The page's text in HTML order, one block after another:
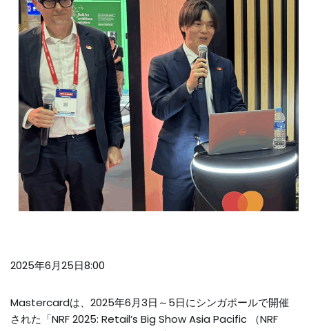
2025年6月25日8:00
Mastercardは、2025年6月3日～5日にシンガポールで開催
された「NRF 2025: Retail’s Big Show Asia Pacific （NRF